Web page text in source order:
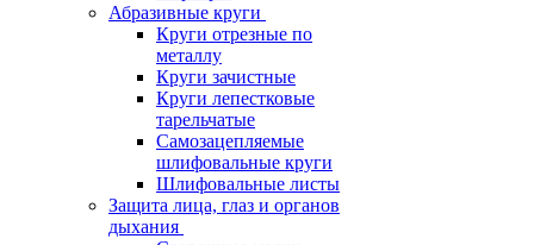
Абразивные круги
Круги отрезные по
металлу
Круги зачистные
Круги лепестковые
тарельчатые
Самозацепляемые
шлифовальные круги
Шлифовальные листы
Защита лица, глаз и органов
дыхания